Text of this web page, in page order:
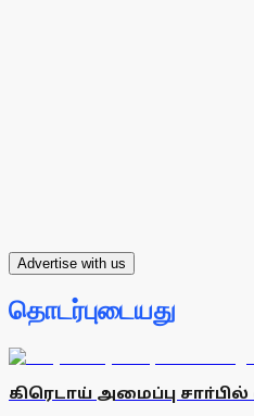
Advertise with us
தொடர்புடையது
கிரெடாய் அமைப்பு